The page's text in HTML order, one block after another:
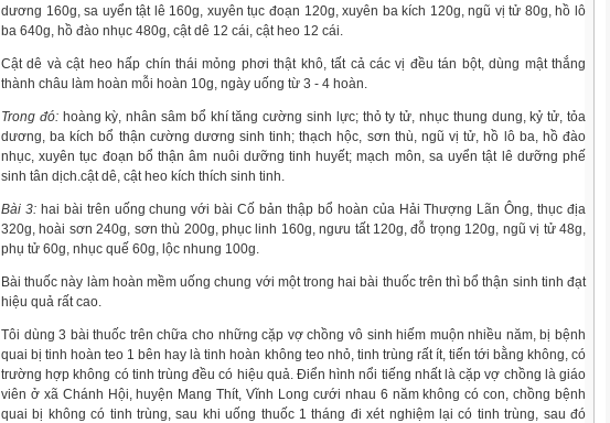
dương 160g, sa uyển tật lê 160g, xuyên tục đoạn 120g, xuyên ba kích 120g, ngũ vị tử 80g, hồ lô
ba 640g, hồ đào nhục 480g, cật dê 12 cái, cật heo 12 cái.
Cật dê và cật heo hấp chín thái mỏng phơi thật khô, tất cả các vị đều tán bột, dùng mật thắng
thành châu làm hoàn mỗi hoàn 10g, ngày uống từ 3 - 4 hoàn.
Trong đó:hoàng kỳ, nhân sâm bổ khí tăng cường sinh lực; thỏ ty tử, nhục thung dung, kỷ tử, tỏa
dương, ba kích bổ thận cường dương sinh tinh; thạch hộc, sơn thù, ngũ vị tử, hồ lô ba, hồ đào
nhục, xuyên tục đoạn bổ thận âm nuôi dưỡng tinh huyết; mạch môn, sa uyển tật lê dưỡng phế
sinh tân dịch.cật dê, cật heo kích thích sinh tinh.
Bài 3:hai bài trên uống chung với bài Cố bản thập bổ hoàn của Hải Thượng Lãn Ông, thục địa
320g, hoài sơn 240g, sơn thù 200g, phục linh 160g, ngưu tất 120g, đỗ trọng 120g, ngũ vị tử 48g,
phụ tử 60g, nhục quế 60g, lộc nhung 100g.
Bài thuốc này làm hoàn mềm uống chung với một trong hai bài thuốc trên thì bổ thận sinh tinh đạt
hiệu quả rất cao.
Tôi dùng 3 bài thuốc trên chữa cho những cặp vợ chồng vô sinh hiếm muộn nhiều năm, bị bệnh
quai bị tinh hoàn teo 1 bên hay là tinh hoàn không teo nhỏ, tinh trùng rất ít, tiến tới bằng không, có
trường hợp không có tinh trùng đều có hiệu quả. Điển hình nổi tiếng nhất là cặp vợ chồng là giáo
viên ở xã Chánh Hội, huyện Mang Thít, Vĩnh Long cưới nhau 6 năm không có con, chồng bệnh
quai bị không có tinh trùng, sau khi uống thuốc 1 tháng đi xét nghiệm lại có tinh trùng, sau đó